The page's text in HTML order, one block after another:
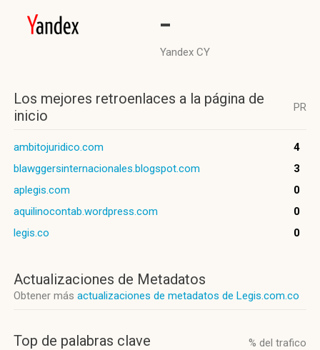
-
Yandex CY
Los mejores retroenlaces a la página de
inicio
PR
ambitojuridico.com
4
blawggersinternacionales.blogspot.com
3
aplegis.com
0
aquilinocontab.wordpress.com
0
legis.co
0
Actualizaciones de Metadatos
Obtener más actualizaciones de metadatos de Legis.com.co
Top de palabras clave % del trafico